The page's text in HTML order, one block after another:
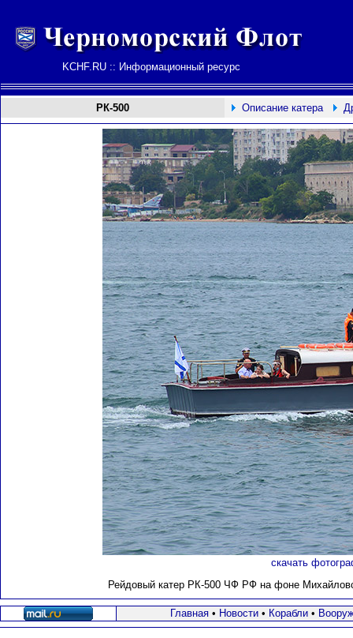
KCHF.RU :: Информационный ресурс
РК-500 Описание катера
скачать
Рейдовый катер РК-500 ЧФ РФ на фоне
Главная• Новости• Корабли•